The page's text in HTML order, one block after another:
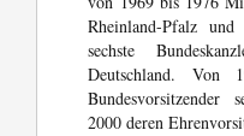
Rheinland-Pfalz
sechste
Deutschland.
Bundesvorsitzender
2000 deren